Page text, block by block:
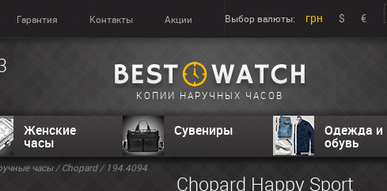
Гарантия Контакты Акции Выбор валюты: грн $ €
КОПИИ НАРУЧНЫХ ЧАСОВ
Женские
часы
Сувениры Одежда и
обувь
часы/Chopard/ 194.4094
Chopard Happy Sport